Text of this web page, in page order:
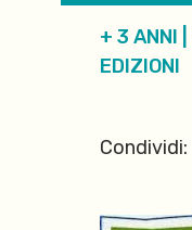
+ 3 ANNI
EDIZIONI
Condividi: